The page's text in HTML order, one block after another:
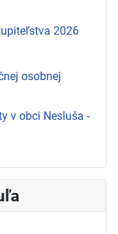
2026
osobnej
v obci Nesluša -